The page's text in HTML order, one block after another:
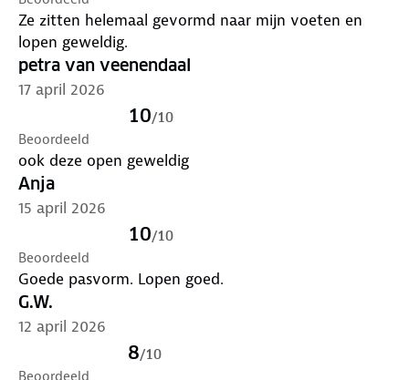
Ze zitten helemaal gevormd naar mijn voeten en
lopen geweldig.
petra van veenendaal
17 april 2026
10/10
Beoordeeld
ook deze open geweldig
Anja
15 april 2026
10/10
Beoordeeld
Goede pasvorm. Lopen goed.
G.W.
12 april 2026
8/10
Beoordeeld